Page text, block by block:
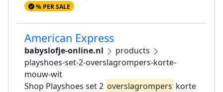
% PER SALE
American Express
babyslofje-online.nl
products
playshoes-set-2-overslagrompers-korte-
mouw-wit
Shop Playshoes set 2 overslagrompers korte